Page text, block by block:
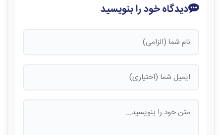
دیدگاه خود را بنویسید